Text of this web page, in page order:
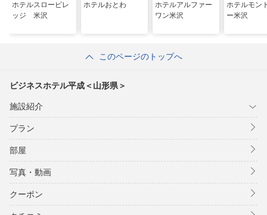
ホテルスロービレ
ッジ 米沢
ホテルおとわ
ホテルアルファー
ワン米沢
ホテルモン
ー米沢
このページのトップへ
ビジネスホテル平成＜山形県＞
施設紹介
プラン
部屋
写真・動画
クーポン